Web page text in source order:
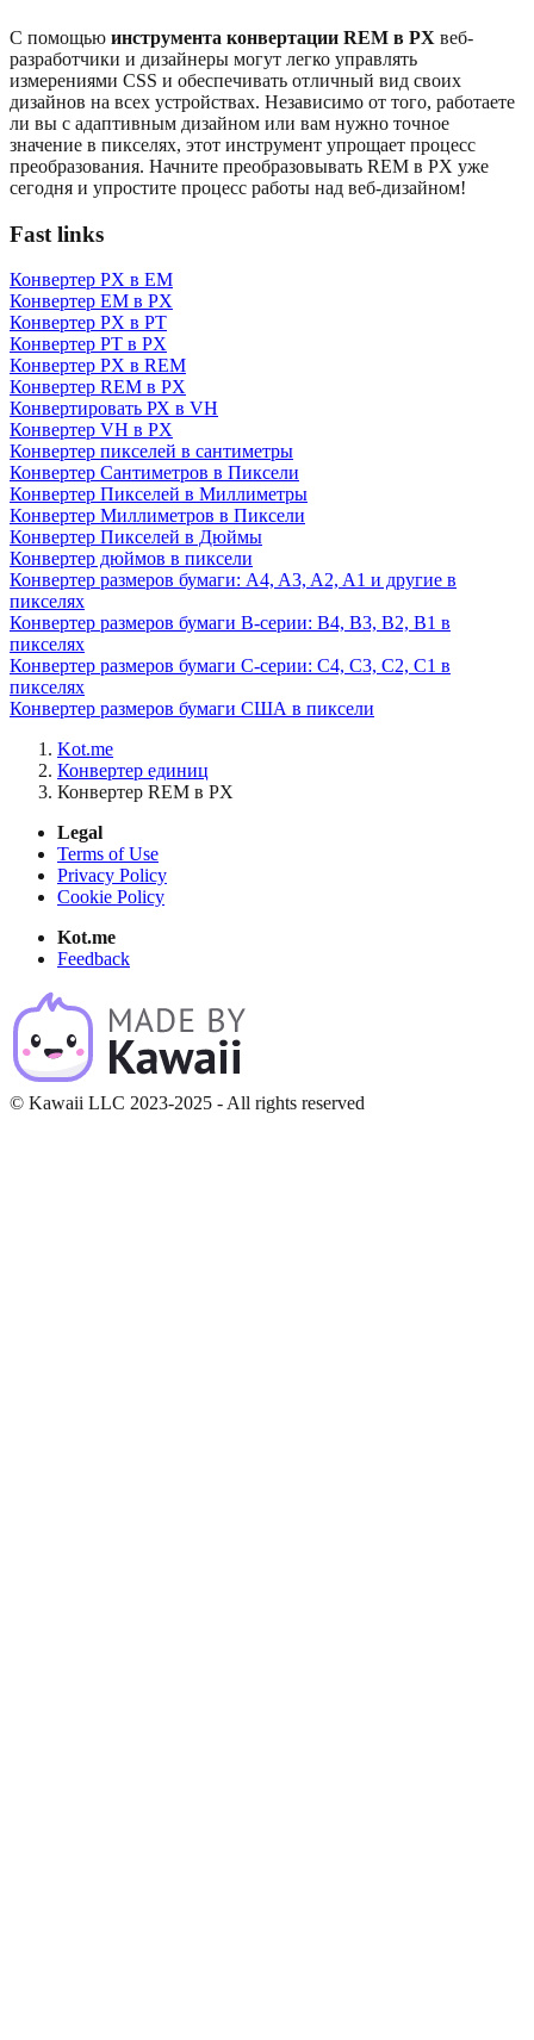
С помощью инструмента конвертации REM в PX веб-
разработчики и дизайнеры могут легко управлять
измерениями CSS и обеспечивать отличный вид своих
дизайнов на всех устройствах. Независимо от того, работаете
ли вы с адаптивным дизайном или вам нужно точное
значение в пикселях, этот инструмент упрощает процесс
преобразования. Начните преобразовывать REM в PX уже
сегодня и упростите процесс работы над веб-дизайном!
Fast links
Конвертер PX в EM
Конвертер EM в PX
Конвертер PX в PT
Конвертер PT в PX
Конвертер PX в REM
Конвертер REM в PX
Конвертировать РХ в VH
Конвертер VH в PX
Конвертер пикселей в сантиметры
Конвертер Сантиметров в Пиксели
Конвертер Пикселей в Миллиметры
Конвертер Миллиметров в Пиксели
Конвертер Пикселей в Дюймы
Конвертер дюймов в пиксели
Конвертер размеров бумаги: A4, A3, A2, A1 и другие в
пикселях
Конвертер размеров бумаги B-серии: B4, B3, B2, B1 в
пикселях
Конвертер размеров бумаги C-серии: C4, C3, C2, C1 в
пикселях
Конвертер размеров бумаги США в пиксели
Kot.me
Конвертер единиц
Конвертер REM в PX
Legal
Terms of Use
Privacy Policy
Cookie Policy
Kot.me
Feedback
© Kawaii LLC 2023-2025 - All rights reserved